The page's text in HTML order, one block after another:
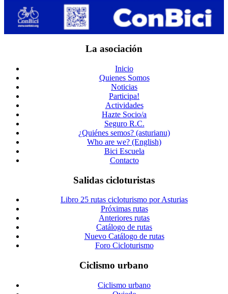
La asociación
Inicio
Quienes Somos
Noticias
Participa!
Actividades
Hazte Socio/a
Seguro R.C.
¿Quiénes semos? (asturianu)
Who are we? (English)
Bici Escuela
Contacto
Salidas cicloturistas
Libro 25 rutas cicloturismo por Asturias
Próximas rutas
Anteriores rutas
Catálogo de rutas
Nuevo Catálogo de rutas
Foro Cicloturismo
Ciclismo urbano
Ciclismo urbano